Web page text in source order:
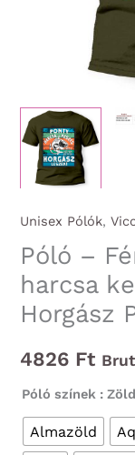
Unisex Pólók,
Póló –
harcsa
Horgász
4826 Ft
Póló színek : Zöld
Almazöld